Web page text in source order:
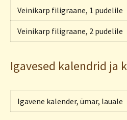
Veinikarp filigraane, 1 pudelile
Veinikarp filigraane, 2 pudelile
Igavesed kalendrid ja
Igavene kalender, ümar, lauale